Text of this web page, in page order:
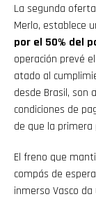
La segunda
Merlo, establece
por el 50% del
operación prevé
atado al
desde Brasil, son
condiciones de
de que la primera
El freno que
compás de
inmerso Vasco